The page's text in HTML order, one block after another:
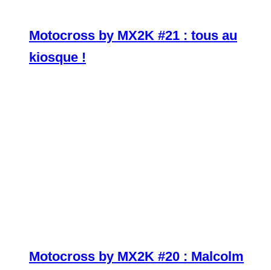
Motocross by MX2K #21 : tous au
kiosque !
Motocross by MX2K #20 : Malcolm